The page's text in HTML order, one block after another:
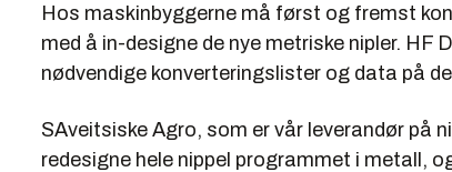
Hos maskinbyggerne må først og fremst
med å in-designe de nye metriske nipler. HF
nødvendige konverteringslister og data på
SAveitsiske Agro, som er vår leverandør på
redesigne hele nippel programmet i metall,